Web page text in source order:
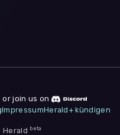
or join us on
ImpressumHerald+ kündigen
beta